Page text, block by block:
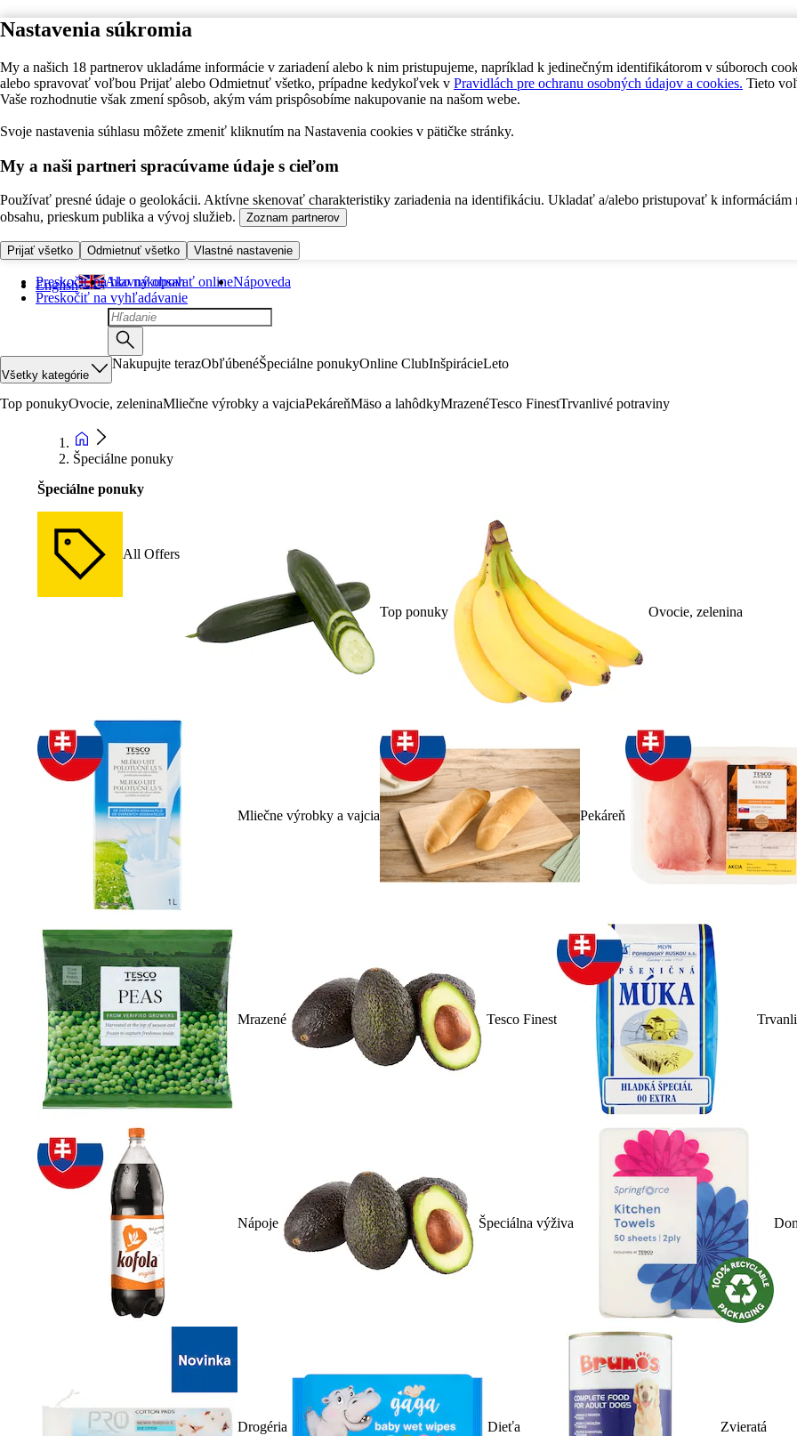
Nastavenia súkromia
My a našich 18 partnerov ukladáme informácie v zariadení alebo k nim pristupujeme, napríklad k jedinečným identifikátorom v súboroch
alebo spravovať voľbou Prijať alebo Odmietnuť všetko, prípadne kedykoľvek v Pravidlách pre ochranu osobných údajov a cookies. Tieto
Vaše rozhodnutie však zmení spôsob, akým vám prispôsobíme nakupovanie na našom webe.
Svoje nastavenia súhlasu môžete zmeniť kliknutím na Nastavenia cookies v pätičke stránky.
My a naši partneri spracúvame údaje s cieľom
Používať presné údaje o geolokácii. Aktívne skenovať charakteristiky zariadenia na identifikáciu. Ukladať a/alebo pristupovať k informáciám
obsahu, prieskum publika a vývoj služieb.
Zoznam partnerov
Prijať všetko Odmietnuť všetko Vlastné nastavenie
Preskočiť na hlavný obsah
Preskočiť na vyhľadávanie
English Ako nakupovať onlineNápoveda
Všetky kategórie
Nakupujte terazObľúbenéŠpeciálne ponukyOnline ClubInšpirácieLeto
Top ponukyOvocie, zeleninaMliečne výrobky a vajciaPekáreňMäso a lahôdkyMrazenéTesco FinestTrvanlivé potraviny
Špeciálne ponuky
Špeciálne ponuky
All Offers
Top ponuky Ovocie, zelenina
Mliečne výrobky a vajcia Pekáreň
Mrazené Tesco Finest
Nápoje Špeciálna výživa
Drogéria Dieťa Zvieratá